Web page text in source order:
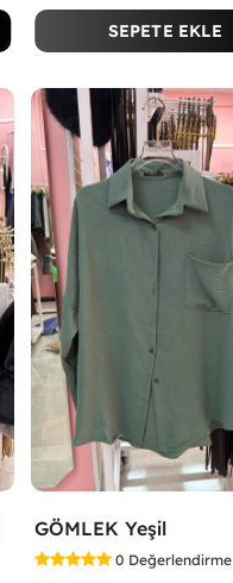
SEPETE EKLE
GÖMLEK Yeşil
0 Değerlendirme